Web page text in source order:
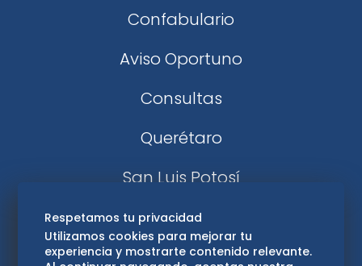
Confabulario
Aviso Oportuno
Consultas
Querétaro
San Luis Potosí
Edomex
Consultas
Respetamos tu privacidad
Utilizamos cookies para mejorar tu
experiencia y mostrarte contenido relevante.